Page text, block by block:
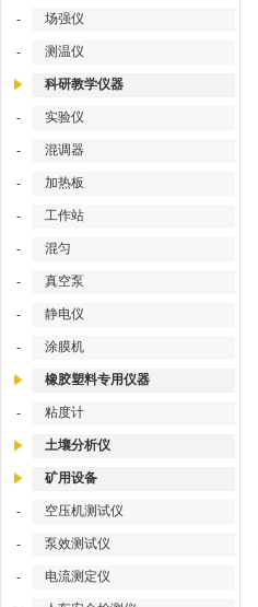
- 场强仪
- 测温仪
科研教学仪器
- 实验仪
- 混调器
- 加热板
- 工作站
- 混匀
- 真空泵
- 静电仪
- 涂膜机
橡胶塑料专用仪器
- 粘度计
土壤分析仪
矿用设备
- 空压机测试仪
- 泵效测试仪
- 电流测定仪